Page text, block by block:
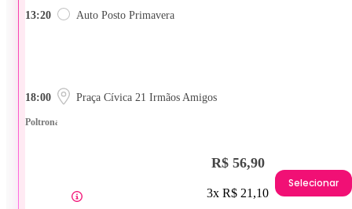
13:20 Auto Posto Primavera
18:00 Praça Cívica 21 Irmãos Amigos
Poltrona
R$ 56,90
3x R$ 21,10
Selecionar